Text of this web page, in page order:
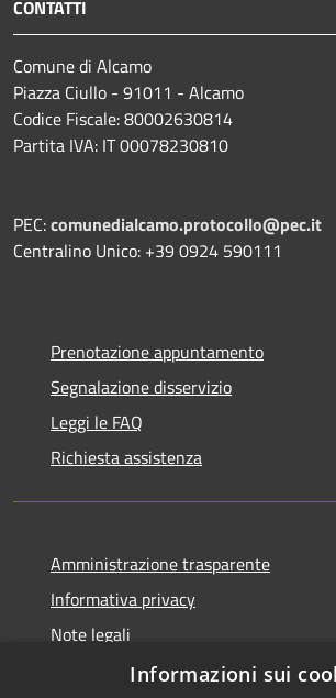
CONTATTI
Comune di Alcamo
Piazza Ciullo - 91011 - Alcamo
Codice Fiscale: 80002630814
Partita IVA: IT 00078230810
PEC:comunedialcamo.protocollo@pec.it
Centralino Unico: +39 0924 590111
Prenotazione appuntamento
Segnalazione disservizio
Leggi le FAQ
Richiesta assistenza
Amministrazione trasparente
Informativa privacy
Note legali
Dichiarazione di accessibilità
Informazioni sui